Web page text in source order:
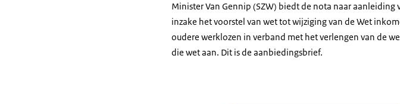
Minister Van Gennip (SZW) biedt de nota naar aanleiding
inzake het voorstel van wet tot wijziging van de Wet
oudere werklozen in verband met het verlengen van de
die wet aan. Dit is de aanbiedingsbrief.